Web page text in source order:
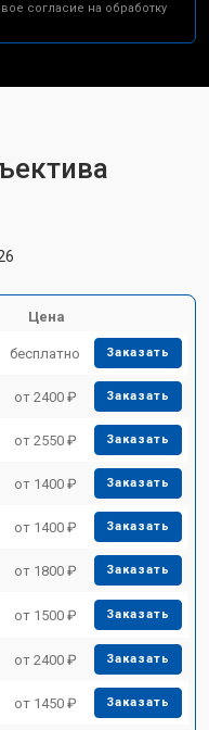
согласие на обработку
Цена
бесплатно Заказать
от 2400 ₽ Заказать
от 2550 ₽ Заказать
от 1400 ₽ Заказать
от 1400 ₽ Заказать
от 1800 ₽ Заказать
от 1500 ₽ Заказать
от 2400 ₽ Заказать
от 1450 ₽ Заказать